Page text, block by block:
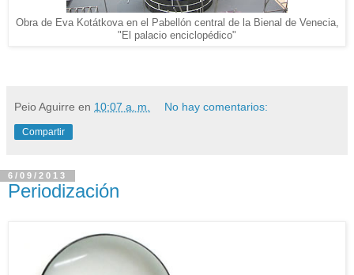
Obra de Eva Kotátkova en el Pabellón central de la Bienal de Venecia,
"El palacio enciclopédico"
Peio Aguirre en 10:07 a. m. No hay comentarios:
Compartir
6/09/2013
Periodización